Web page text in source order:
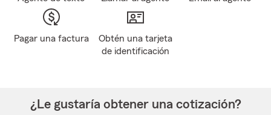
Pagar una factura
Obtén una tarjeta
de identificación
¿Le gustaría obtener una cotización?